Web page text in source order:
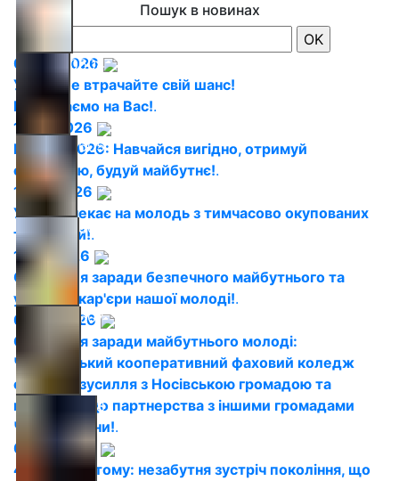
2026050604
2026050605
2026050606
2026050607
2026050608
Пошук в новинах
06.08.2026
Увага! Не втрачайте свій шанс!
Ми чекаємо на Вас!.
15.07.2026
ВСТУП 2026: Навчайся вигідно, отримуй
стипендію, будуй майбутнє!.
15.07.2026
Україна чекає на молодь з тимчасово окупованих
територій!.
11.07.2026
Співпраця заради безпечного майбутнього та
успішної кар'єри нашої молоді!.
08.07.2026
Співпраця заради майбутнього молоді:
Чернігівський кооперативний фаховий коледж
об'єднує зусилля з Носівською громадою та
відкритий до партнерства з іншими громадами
Чернігівщини!.
04.07.2026
45 років потому: незабутня зустріч покоління, що